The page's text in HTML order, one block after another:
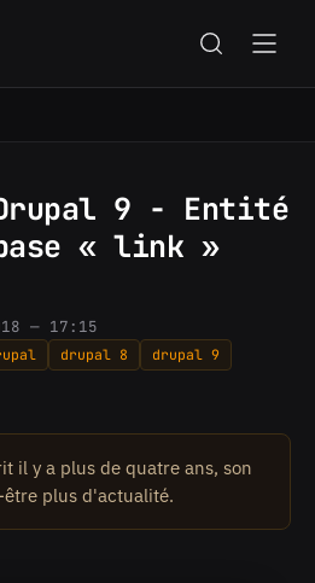
9 - Entité
« link »
— 17:15
drupal 8
drupal 9
il y a plus de quatre ans, son
plus d'actualité.